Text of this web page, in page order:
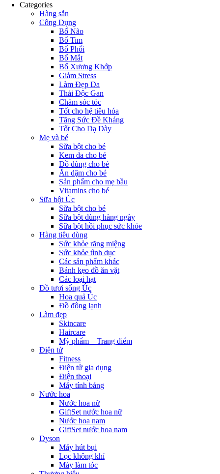
Categories
Hàng sẵn
Công Dụng
Bổ Não
Bổ Tim
Bổ Phổi
Bổ Mắt
Bổ Xương Khớp
Giảm Stress
Làm Đẹp Da
Thải Độc Gan
Chăm sóc tóc
Tốt cho hệ tiêu hóa
Tăng Sức Đề Kháng
Tốt Cho Dạ Dày
Mẹ và bé
Sữa bột cho bé
Kem da cho bé
Đồ dùng cho bé
Ăn dặm cho bé
Sản phẩm cho mẹ bầu
Vitamins cho bé
Sữa bột Úc
Sữa bột cho bé
Sữa bột dùng hàng ngày
Sữa bột hồi phục sức khỏe
Hàng tiêu dùng
Sức khỏe răng miệng
Sức khỏe tình dục
Các sản phẩm khác
Bánh kẹo đồ ăn vặt
Các loại hạt
Đồ tươi sống Úc
Hoa quả Úc
Đồ đông lạnh
Làm đẹp
Skincare
Haircare
Mỹ phẩm – Trang điểm
Điện tử
Fitness
Điện tử gia dụng
Điện thoại
Máy tính bảng
Nước hoa
Nước hoa nữ
GiftSet nước hoa nữ
Nước hoa nam
GiftSet nước hoa nam
Dyson
Máy hút bụi
Lọc không khí
Máy làm tóc